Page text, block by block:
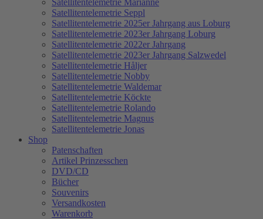
Satellitentelemetrie Seppl
Satellitentelemetrie 2025er Jahrgang aus Loburg
Satellitentelemetrie 2023er Jahrgang Loburg
Satellitentelemetrie 2022er Jahrgang
Satellitentelemetrie 2023er Jahrgang Salzwedel
Satellitentelemetrie Håljer
Satellitentelemetrie Nobby
Satellitentelemetrie Waldemar
Satellitentelemetrie Köckte
Satellitentelemetrie Rolando
Satellitentelemetrie Magnus
Satellitentelemetrie Jonas
Shop
Patenschaften
Artikel Prinzesschen
DVD/CD
Bücher
Souvenirs
Versandkosten
Warenkorb